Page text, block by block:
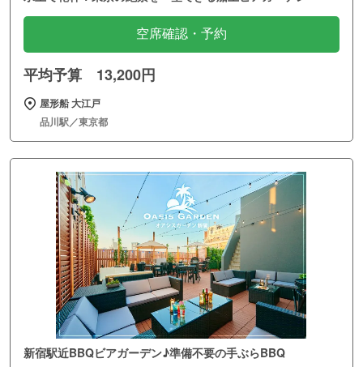
空席確認・予約
平均予算 13,200円
屋形船 大江戸
品川駅／東京都
新宿駅近BBQビアガーデン♪準備不要の手ぶらBBQ